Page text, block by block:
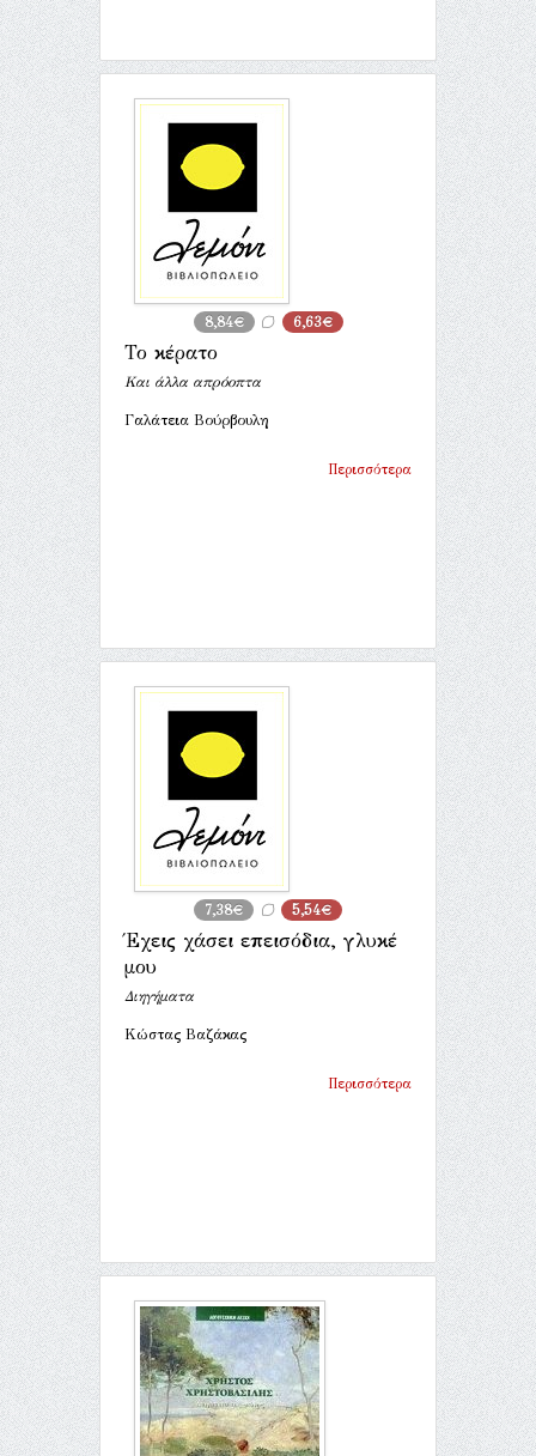
8,84€ 6,63€
Το κέρατο
Και άλλα απρόοπτα
Γαλάτεια Βούρβουλη
Περισσότερα
7,38€ 5,54€
Έχεις χάσει επεισόδια, γλυκέ
μου
Διηγήματα
Κώστας Βαζάκας
Περισσότερα